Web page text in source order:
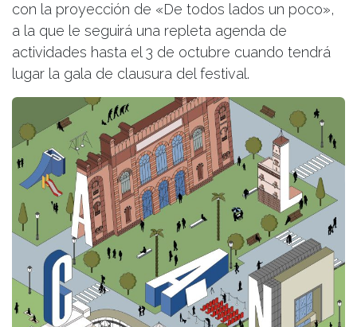
con la proyección de «De todos lados un poco»,
a la que le seguirá una repleta agenda de
actividades hasta el 3 de octubre cuando tendrá
lugar la gala de clausura del festival.